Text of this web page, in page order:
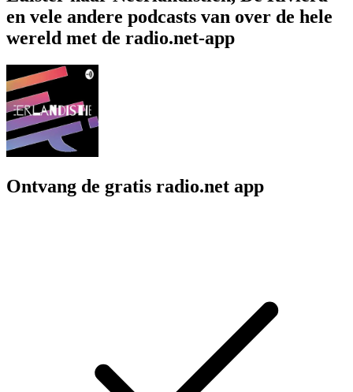
en vele andere podcasts van over de hele
wereld met de radio.net-app
Ontvang de gratis radio.net app